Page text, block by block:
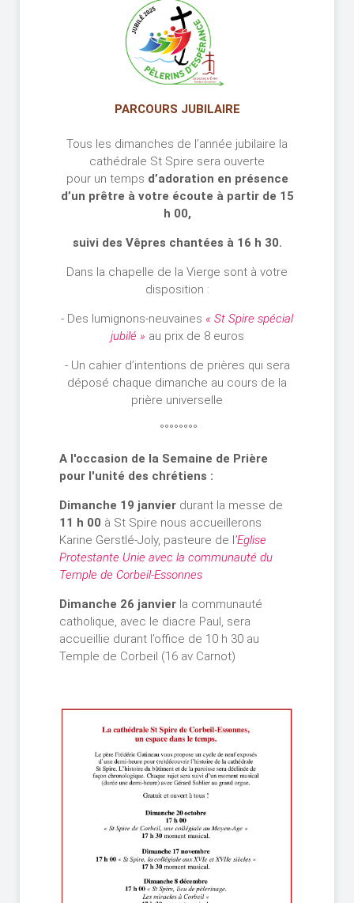
PARCOURS JUBILAIRE
Tous les dimanches de l’année jubilaire la
cathédrale St Spire sera ouverte
pour un temps d’adoration en présence
d’un prêtre à votre écoute à partir de 15
h 00,
suivi des Vêpres chantées à 16 h 30.
Dans la chapelle de la Vierge sont à votre
disposition :
- Des lumignons-neuvaines « St Spire spécial
jubilé » au prix de 8 euros
- Un cahier d’intentions de prières qui sera
déposé chaque dimanche au cours de la
prière universelle
°°°°°°°°
A l'occasion de la Semaine de Prière
pour l'unité des chrétiens :
Dimanche 19 janvier durant la messe de
11 h 00 à St Spire nous accueillerons
Karine Gerstlé-Joly, pasteure de l’Eglise
Protestante Unie avec la communauté du
Temple de Corbeil-Essonnes
Dimanche 26 janvier la communauté
catholique, avec le diacre Paul, sera
accueillie durant l’office de 10 h 30 au
Temple de Corbeil (16 av Carnot)